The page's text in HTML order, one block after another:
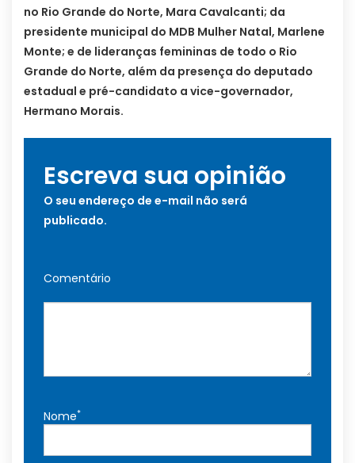
no Rio Grande do Norte, Mara Cavalcanti; da
presidente municipal do MDB Mulher Natal, Marlene
Monte; e de lideranças femininas de todo o Rio
Grande do Norte, além da presença do deputado
estadual e pré-candidato a vice-governador,
Hermano Morais.
Escreva sua opinião
O seu endereço de e-mail não será
publicado.
Comentário
Nome*